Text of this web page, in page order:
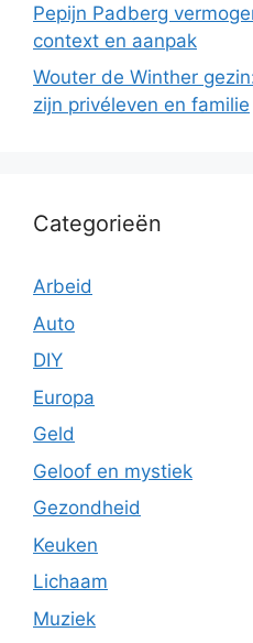
Pepijn Padberg
context en aanpak
Wouter de Winther
zijn privéleven en familie
Categorieën
Arbeid
Auto
DIY
Europa
Geld
Geloof en mystiek
Gezondheid
Keuken
Lichaam
Muziek